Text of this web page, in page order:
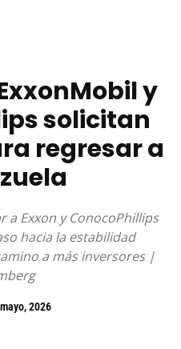
y
solicitan
regresar a
a Exxon y ConocoPhillips
hacia la estabilidad
a más inversores |
2026